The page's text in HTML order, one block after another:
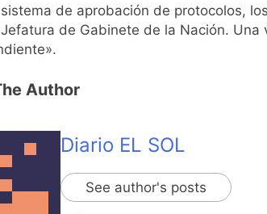
de aprobación de protocolos,
de Gabinete de la Nación.
Author
Diario EL SOL
See author's posts